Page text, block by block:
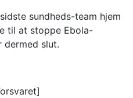
sundheds-team hjem
til at stoppe Ebola-
dermed slut.